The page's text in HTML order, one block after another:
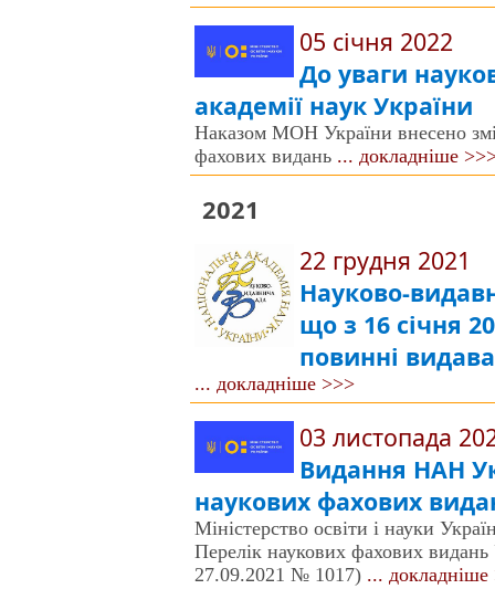
05 січня 2022
До уваги
академії наук України
Наказом МОН України внесено
фахових видань ... докладніше
2021
22 грудня 2021
Науково-
що з 16 січня
повинні
... докладніше >>>
03 листопада
Видання НАН
наукових фахових
Міністерство освіти і науки
Перелік наукових фахових
27.09.2021 № 1017) ... докладніше